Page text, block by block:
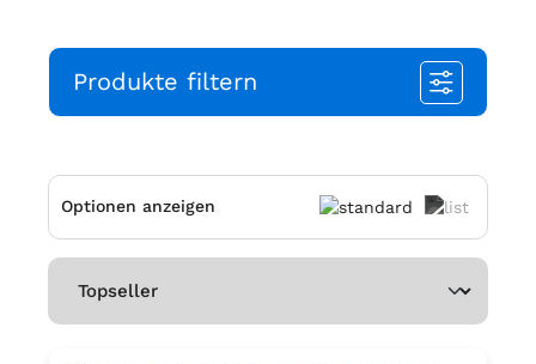
Produkte filtern
Optionen anzeigen